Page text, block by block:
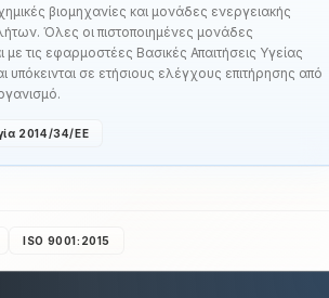
βιομηχανίες και μονάδες ενεργειακής
Όλες οι πιστοποιημένες μονάδες
τις εφαρμοστέες Βασικές Απαιτήσεις Υγείας
υπόκεινται σε ετήσιους ελέγχους επιτήρησης από
2014/34/ΕΕ
ISO 9001:2015